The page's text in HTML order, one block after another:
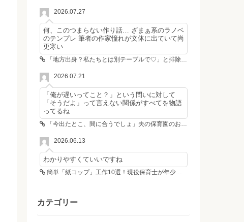
2026.07.27
何、このつまらない作り話… ざまぁ系のラノベ
のテンプレ 筆者の作家憧れが文体に出ていて尚
更寒い
「地方出身？私たちとは別テーブルで♡」と排除した女性4人組→その後4人が青ざめたワケ
2026.07.21
「俺が遅いってこと？」という問いに対して
「そうだよ」って言えない関係がすべてを物語
ってるね
「今出たとこ、間に合うでしょ」夫の保育園のお迎え遅刻に走る私、位置情報共有で逆転しました
2026.06.13
わかりやすくていいですね
簡単「紙コップ」工作10選！現役保育士が年少さんも作れる工作＆遊び方を紹介
カテゴリー